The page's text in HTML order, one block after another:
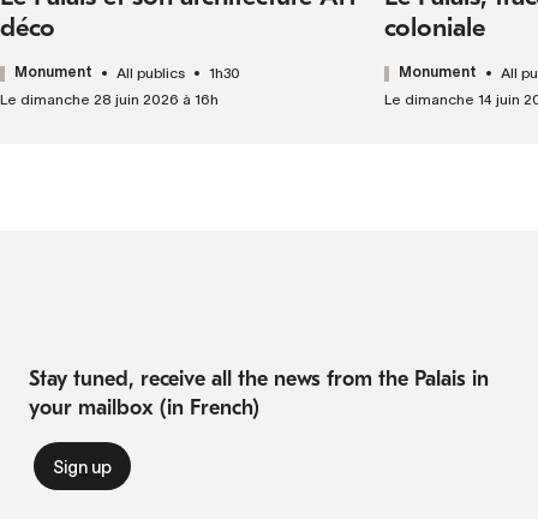
déco
Monument All publics
1h30
Le dimanche 28 juin 2026 à 16h
coloniale
Monument
All
Le dimanche 14 juin
Stay tuned, receive all the news from the Palais in
your mailbox (in French)